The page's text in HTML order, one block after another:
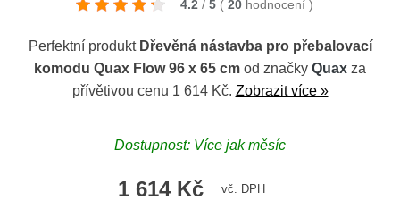
4.2 / 5 ( 20 hodnocení )
Perfektní produkt Dřevěná nástavba pro přebalovací
komodu Quax Flow 96 x 65 cm od značky Quax za
přívětivou cenu 1 614 Kč. Zobrazit více »
Dostupnost: Více jak měsíc
1 614 Kč vč. DPH